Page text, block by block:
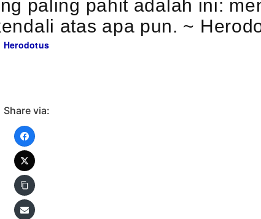
paling pahit adalah ini:
atas apa pun. ~
Herodotus
Share via: